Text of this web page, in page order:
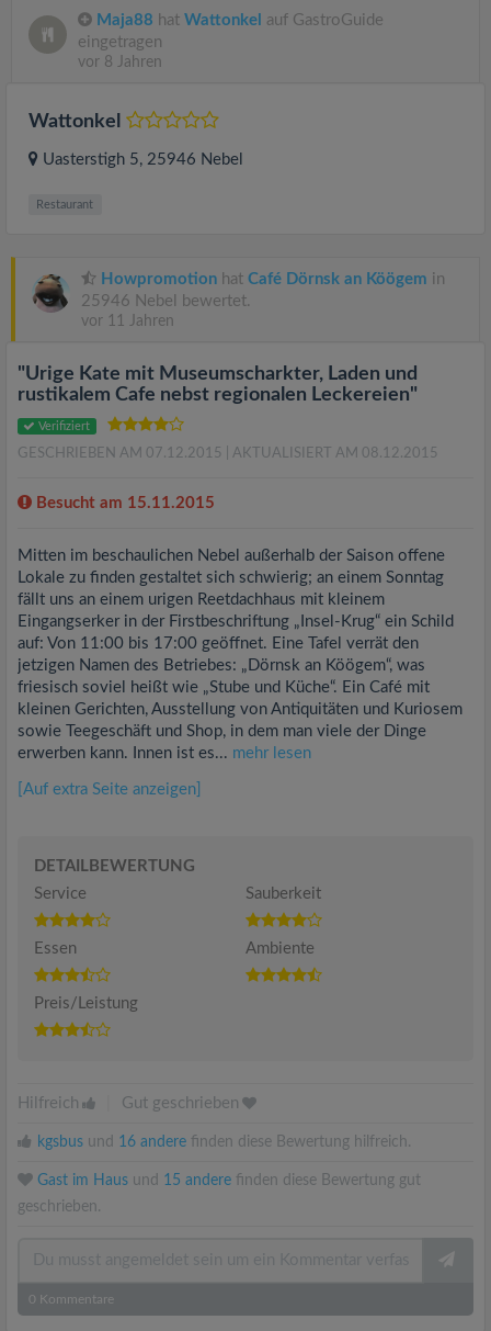
Maja88 hat Wattonkel auf GastroGuide
eingetragen
vor 8 Jahren
Wattonkel
Uasterstigh 5, 25946 Nebel
Restaurant
Howpromotion hat Café Dörnsk an Köögem in
25946 Nebel bewertet.
vor 11 Jahren
"Urige Kate mit Museumscharkter, Laden und
rustikalem Cafe nebst regionalen Leckereien"
Verifiziert
GESCHRIEBEN AM 07.12.2015 | AKTUALISIERT AM 08.12.2015
Besucht am 15.11.2015
Mitten im beschaulichen Nebel außerhalb der Saison offene
Lokale zu finden gestaltet sich schwierig; an einem Sonntag
fällt uns an einem urigen Reetdachhaus mit kleinem
Eingangserker in der Firstbeschriftung „Insel-Krug“ ein Schild
auf: Von 11:00 bis 17:00 geöffnet. Eine Tafel verrät den
jetzigen Namen des Betriebes: „Dörnsk an Köögem“, was
friesisch soviel heißt wie „Stube und Küche“. Ein Café mit
kleinen Gerichten, Ausstellung von Antiquitäten und Kuriosem
sowie Teegeschäft und Shop, in dem man viele der Dinge
erwerben kann. Innen ist es... mehr lesen
[Auf extra Seite anzeigen]
DETAILBEWERTUNG
Service
Sauberkeit
Essen Ambiente
Preis/Leistung
Hilfreich Gut geschrieben
kgsbus und 16 andere finden diese Bewertung hilfreich.
Gast im Haus und 15 andere finden diese Bewertung gut
geschrieben.
0 Kommentare